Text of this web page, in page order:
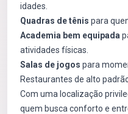
idades.
Quadras de tênis para
Academia bem equipada
atividades físicas.
Salas de jogos para
Restaurantes de alto
Com uma localização
quem busca conforto e